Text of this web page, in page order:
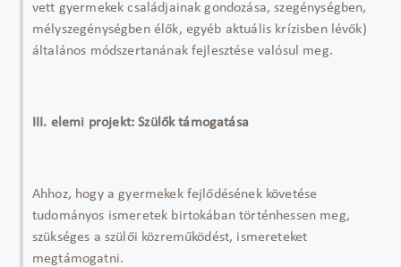
vett gyermekek családjainak gondozása, szegénységben,
mélyszegénységben élők, egyéb aktuális krízisben lévők)
általános módszertanának fejlesztése valósul meg.
III. elemi projekt: Szülők támogatása
Ahhoz, hogy a gyermekek fejlődésének követése
tudományos ismeretek birtokában történhessen meg,
szükséges a szülői közreműködést, ismereteket
megtámogatni.